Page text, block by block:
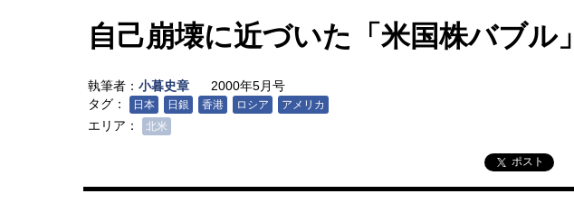
自己崩壊に近づいた「米国株バブル」
執筆者： 小暮史章
2000年5月号
タグ：
日本 日銀 香港 ロシア アメリカ
エリア： 北米
ポスト